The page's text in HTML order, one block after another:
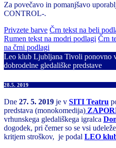
Za povečavo in pomanjšavo
CONTROL-.
Privzete barve Črn tekst na beli
Rumen tekst na modri podlagi Črn
na črni podlagi
Leo klub Ljubljana Tivoli ponovno
dobrodelne gledališke predstave
28.5. 2019
Dne 27. 5. 2019 je v SITI Teatru
predstava (monokomedija)
vrhunskega gledališkega igralca
dogodek, pri čemer so se vsi
kritjem stroškov, je podal LEO